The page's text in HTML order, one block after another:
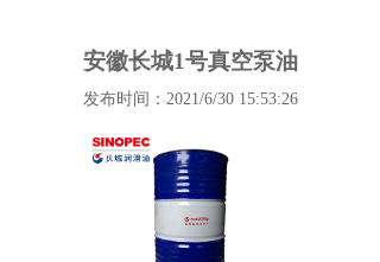
安徽长城1号真空泵油
发布时间：2021/6/30 15:53:26